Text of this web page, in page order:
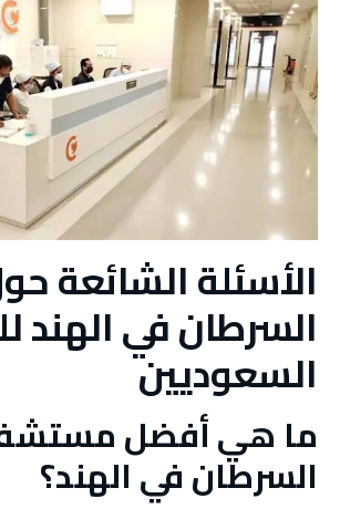
الأسئلة الشائعة
السرطان في الهند
السعوديين
ما هي أفضل
السرطان في الهند؟